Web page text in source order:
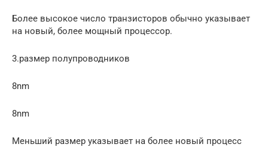
Более высокое число транзисторов обычно указывает
на новый, более мощный процессор.
3.размер полупроводников
8nm
8nm
Меньший размер указывает на более новый процесс